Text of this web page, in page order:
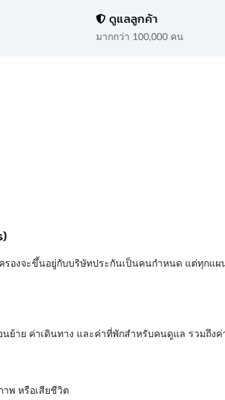
ดูแลลูกค้า
มากกว่า 100,000 คน
องจะขึ้นอยู่กับบริษัทประกันเป็นคนกำหนด แต่ทุกแ
นย้าย ค่าเดินทาง และค่าที่พักสำหรับคนดูแล รวมถึ
พ หรือเสียชีวิต